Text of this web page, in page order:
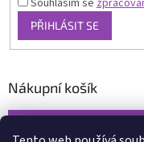
Souhlasím se
PŘIHLÁSIT SE
Nákupní košík